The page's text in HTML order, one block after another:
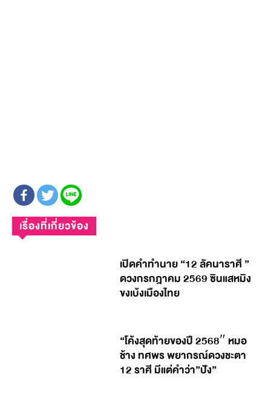
เรื่องที่เกี่ยวข้อง
เปิดคำทำนาย “12 ลัคนาราศี ”
ดวงกรกฎาคม 2569 ซินแสหมิง
ขงเบ้งเมืองไทย
“โค้งสุดท้ายของปี 2568″ หมอ
ช้าง ทศพร พยากรณ์ดวงชะตา
12 ราศี มีแต่คำว่า”ปัง”